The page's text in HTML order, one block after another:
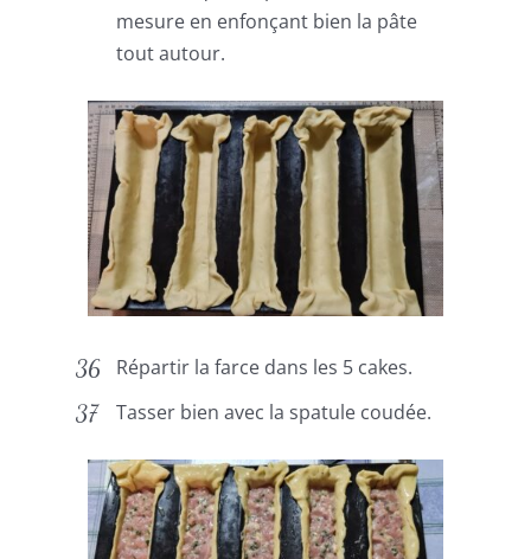
mesure en enfonçant bien la pâte
tout autour.
Répartir la farce dans les 5 cakes.
Tasser bien avec la spatule coudée.